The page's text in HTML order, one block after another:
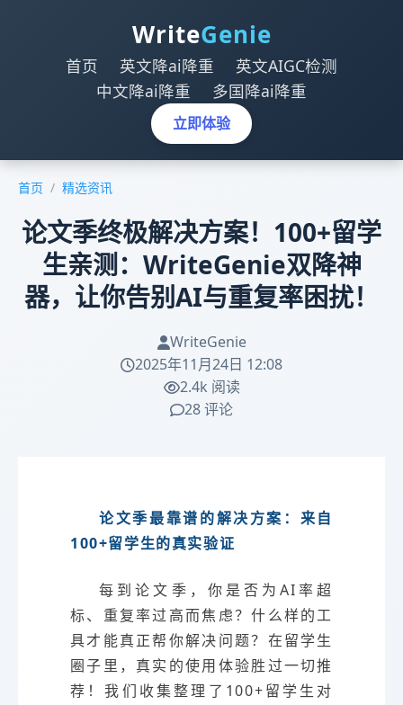
WriteGenie
首页 英文降ai降重
英文AIGC检测
中文降ai降重
多国降ai降重
立即体验
首页 / 精选资讯
论文季终极解决方案！100+留学
生亲测：WriteGenie双降神
器，让你告别AI与重复率困扰！
WriteGenie
2025年11月24日 12:08
2.4k 阅读
28 评论
论文季最靠谱的解决方案：来自
100+留学生的真实验证
每到论文季，你是否为AI率超
标、重复率过高而焦虑？什么样的工
具才能真正帮你解决问题？在留学生
圈子里，真实的使用体验胜过一切推
荐！我们收集整理了100+留学生对